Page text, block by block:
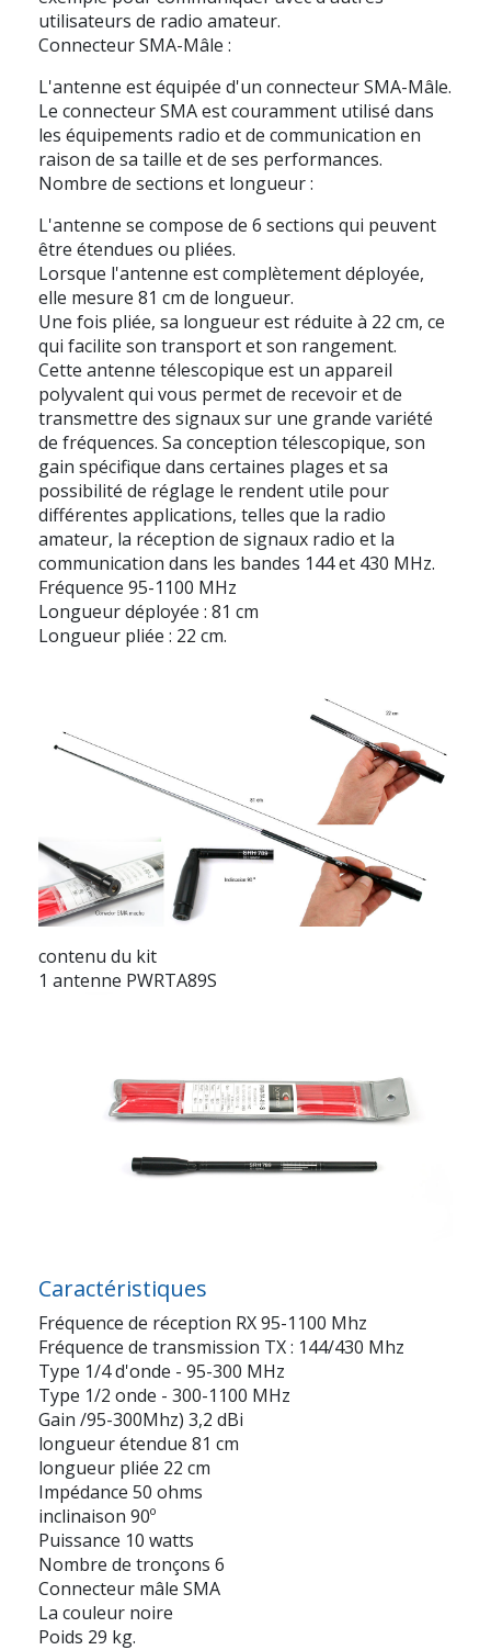
utilisateurs de radio amateur.
Connecteur SMA-Mâle :
L'antenne est équipée d'un connecteur SMA-Mâle.
Le connecteur SMA est couramment utilisé dans
les équipements radio et de communication en
raison de sa taille et de ses performances.
Nombre de sections et longueur :
L'antenne se compose de 6 sections qui peuvent
être étendues ou pliées.
Lorsque l'antenne est complètement déployée,
elle mesure 81 cm de longueur.
Une fois pliée, sa longueur est réduite à 22 cm, ce
qui facilite son transport et son rangement.
Cette antenne télescopique est un appareil
polyvalent qui vous permet de recevoir et de
transmettre des signaux sur une grande variété
de fréquences. Sa conception télescopique, son
gain spécifique dans certaines plages et sa
possibilité de réglage le rendent utile pour
différentes applications, telles que la radio
amateur, la réception de signaux radio et la
communication dans les bandes 144 et 430 MHz.
Fréquence 95-1100 MHz
Longueur déployée : 81 cm
Longueur pliée : 22 cm.
contenu du kit
1 antenne PWRTA89S
Caractéristiques
Fréquence de réception RX 95-1100 Mhz
Fréquence de transmission TX : 144/430 Mhz
Type 1/4 d'onde - 95-300 MHz
Type 1/2 onde - 300-1100 MHz
Gain /95-300Mhz) 3,2 dBi
longueur étendue 81 cm
longueur pliée 22 cm
Impédance 50 ohms
inclinaison 90º
Puissance 10 watts
Nombre de tronçons 6
Connecteur mâle SMA
La couleur noire
Poids 29 kg.